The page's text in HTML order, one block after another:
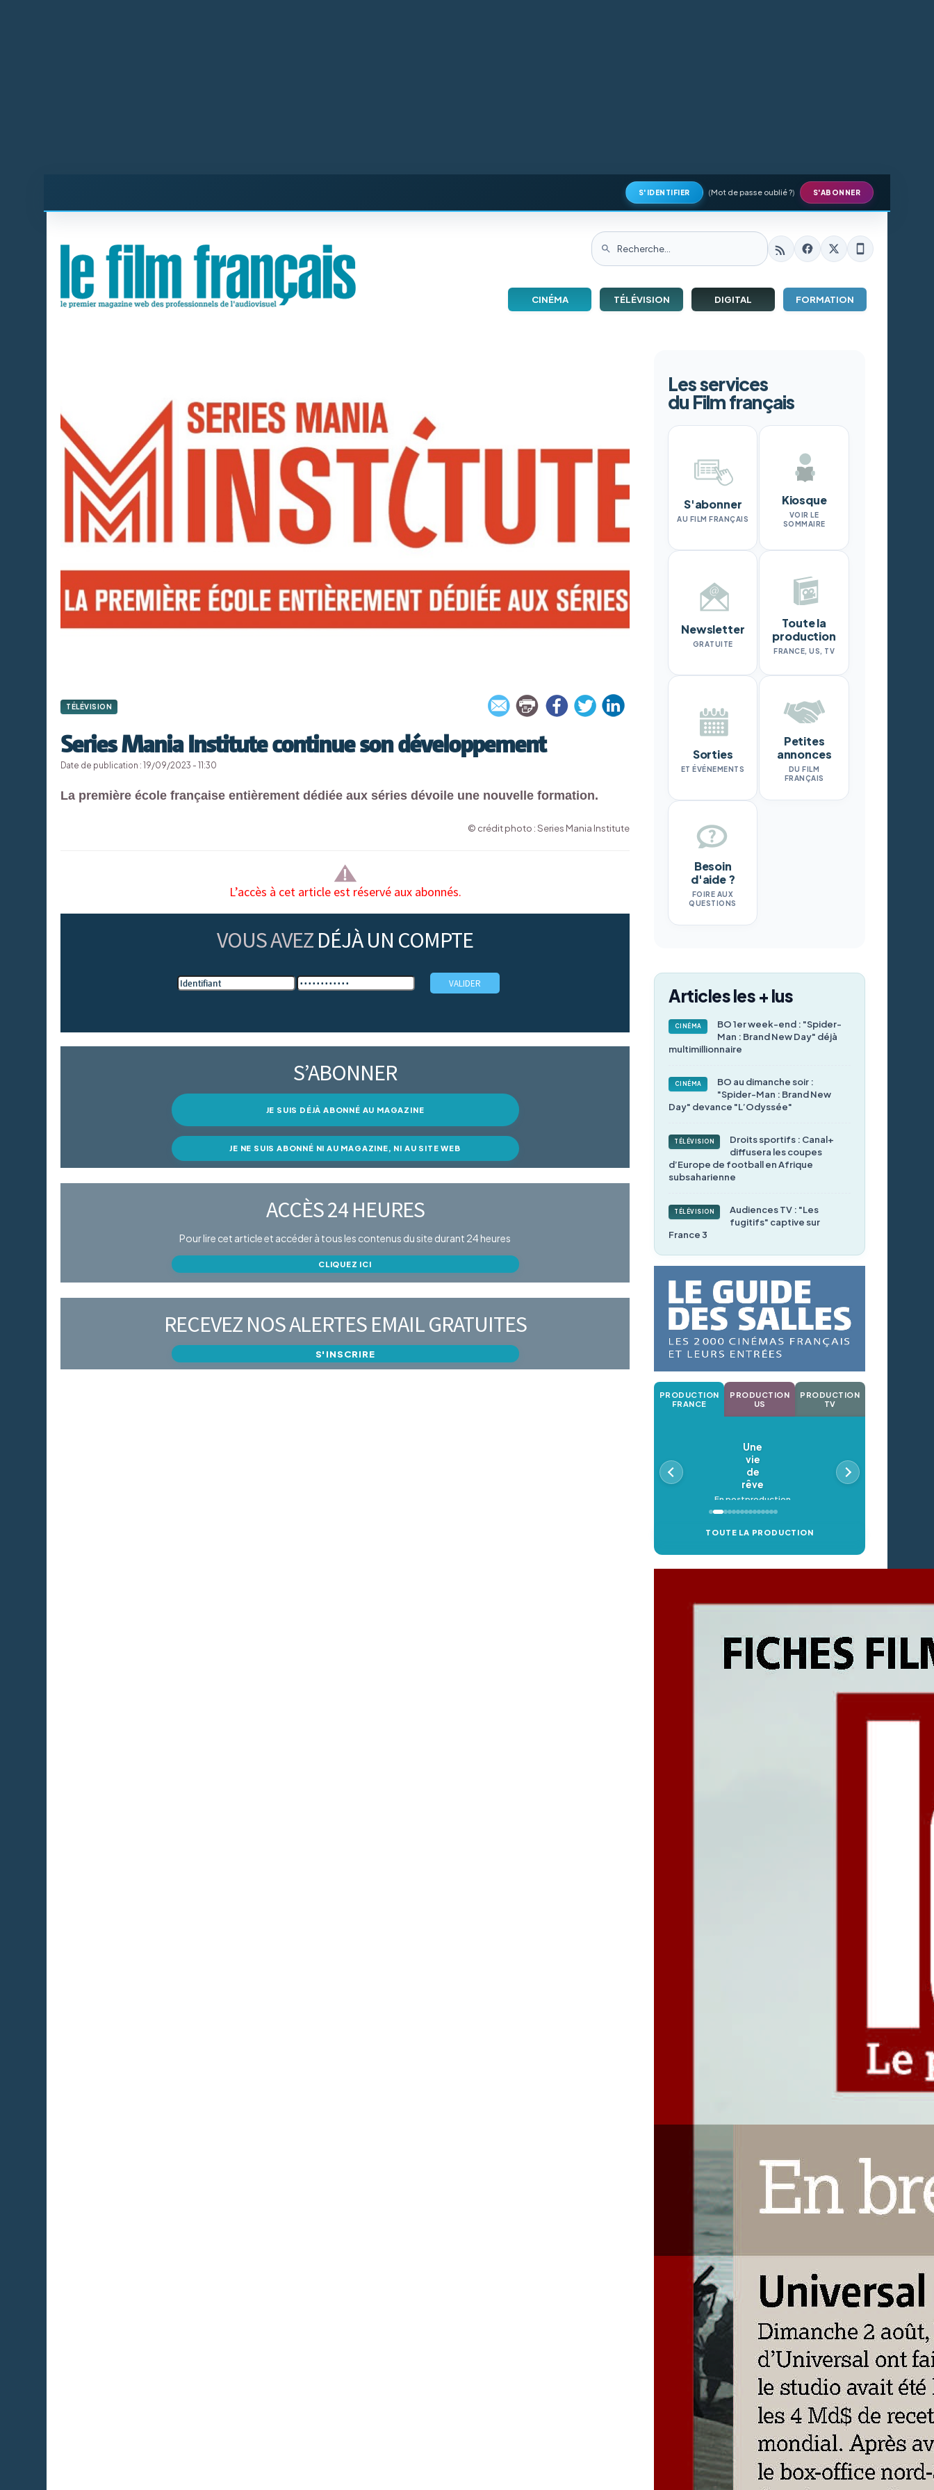
S'IDENTIFIER (Mot de passe oublié ?) S'ABONNER
CINÉMA TÉLÉVISION DIGITAL FORMATION
TÉLÉVISION
Series Mania Institute continue son développement
Date de publication : 19/09/2023 - 11:30
La première école française entièrement dédiée aux séries dévoile une nouvelle formation.
© crédit photo : Series Mania Institute
L’accès à cet article est réservé aux abonnés.
VOUS AVEZ DÉJÀ UN COMPTE
S’ABONNER
JE SUIS DÉJÀ ABONNÉ AU MAGAZINE
JE NE SUIS ABONNÉ NI AU MAGAZINE, NI AU SITE WEB
ACCÈS 24 HEURES
Pour lire cet article et accéder à tous les contenus du site durant 24 heures
CLIQUEZ ICI
RECEVEZ NOS ALERTES EMAIL GRATUITES
S'INSCRIRE
Les services
du Film français
S'abonner
AU FILM FRANÇAIS
Kiosque
VOIR LE
SOMMAIRE
Newsletter
GRATUITE
Toute la
production
FRANCE, US, TV
Sorties
ET ÉVÉNEMENTS
Petites
annonces
DU FILM
FRANÇAIS
Besoin
d'aide ?
FOIRE AUX
QUESTIONS
Articles les + lus
CINÉMA
BO 1er week-end : "Spider-
Man : Brand New Day" déjà
multimillionnaire
CINÉMA
BO au dimanche soir :
"Spider-Man : Brand New
Day" devance "L’Odyssée"
TÉLÉVISION
Droits sportifs : Canal+
diffusera les coupes
d’Europe de football en Afrique
subsaharienne
TÉLÉVISION
Audiences TV : "Les
fugitifs" captive sur
France 3
PRODUCTION
FRANCE
PRODUCTION
US
PRODUCTION
TV
Une
vie
de
rêve
En postproduction
TOUTE LA PRODUCTION